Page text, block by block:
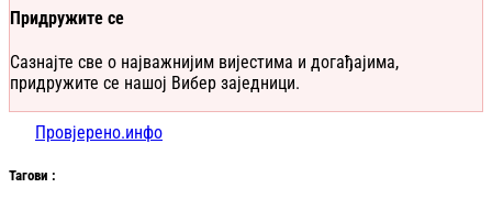
Придружите се
Сазнајте све о најважнијим вијестима и догађајима,
придружите се нашој Вибер заједници.
Провјерено.инфо
Тагови :